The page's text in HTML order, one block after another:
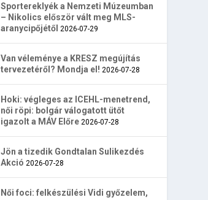
Sportereklyék a Nemzeti Múzeumban
– Nikolics először vált meg MLS-
aranycipőjétől 2026-07-29
Van véleménye a KRESZ megújítás
tervezetéről? Mondja el! 2026-07-28
Hoki: végleges az ICEHL-menetrend,
női röpi: bolgár válogatott ütőt
igazolt a MÁV Előre 2026-07-28
Jön a tizedik Gondtalan Sulikezdés
Akció 2026-07-28
Női foci: felkészülési Vidi győzelem,